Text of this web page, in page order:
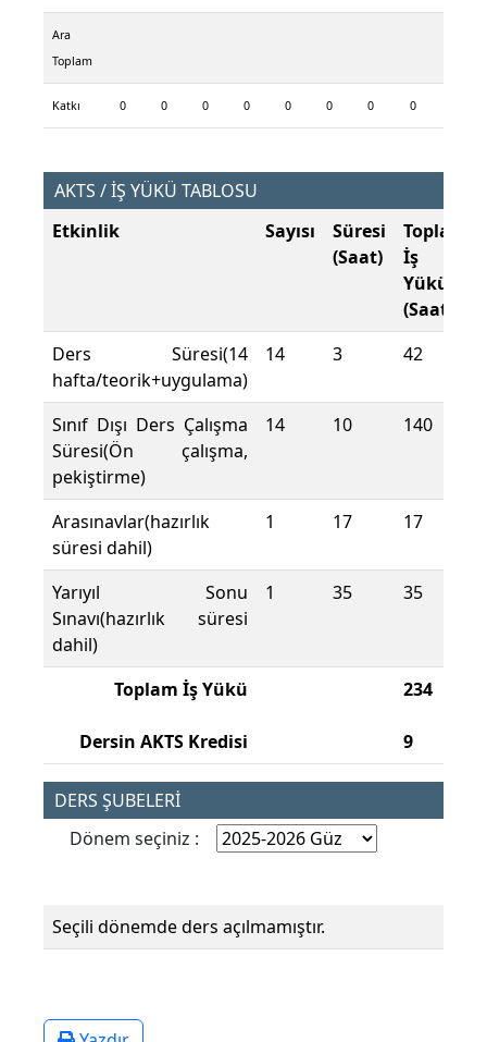
Ara
Toplam
Katkı 0 0 0 0 0 0 0 0
AKTS / İŞ YÜKÜ TABLOSU
Etkinlik
Sayısı
Süresi
(Saat)
Toplam
İş
Yükü
(Saat)
Ders Süresi(14
hafta/teorik+uygulama)
14 3 42
Sınıf Dışı Ders Çalışma
Süresi(Ön çalışma,
pekiştirme)
14 10 140
Arasınavlar(hazırlık
süresi dahil)
1 17 17
Yarıyıl Sonu
Sınavı(hazırlık süresi
dahil)
1 35 35
Toplam İş Yükü
Dersin AKTS Kredisi
234
9
DERS ŞUBELERİ
Dönem seçiniz :
Seçili dönemde ders açılmamıştır.